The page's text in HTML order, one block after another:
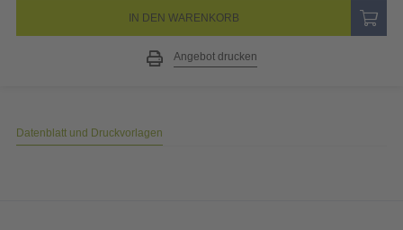
IN DEN WARENKORB
Angebot drucken
Datenblatt und Druckvorlagen